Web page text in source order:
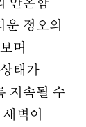
안온함
정오의
며
태가
지속될 수
벽이